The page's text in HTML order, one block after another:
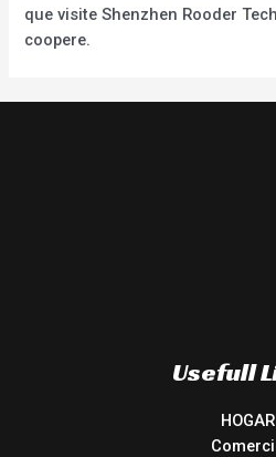
que visite Shenzhen Rooder
coopere.
Usefull
HOGAR